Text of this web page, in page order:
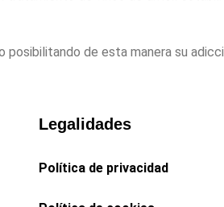
de esta manera su
Legalidades
Política de privacidad